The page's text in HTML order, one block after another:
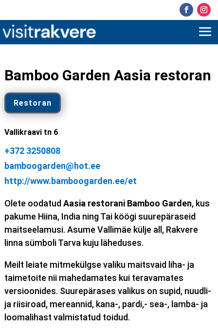
Bamboo Garden Aasia restoran
Restoran
Vallikraavi tn 6
+372 3250808
bamboogarden@hot.ee
http://www.bamboogarden.ee/et
Olete oodatudAasia restorani Bamboo Garden, kus
pakume Hiina, India ning Tai köögi suurepäraseid
maitseelamusi. Asume Vallimäe külje all, Rakvere
linna sümboli Tarva kuju läheduses.
Meilt leiate mitmekülgse valiku maitsvaid liha- ja
taimetoite nii mahedamates kui teravamates
versioonides. Suurepärases valikus on supid, nuudli-
ja riisiroad, mereannid, kana-, pardi,- sea-, lamba- ja
loomalihast valmistatud toidud.